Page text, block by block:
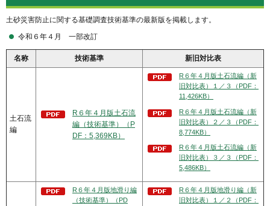
土砂災害防止に関する基礎調査技術基準の最新版を掲載します。
令和６年４月 一部改訂
名称 技術基準 新旧対比表
土石流
編
R６年４月版土石流
編（技術基準）（P
DF：5,369KB）
R６年４月版土石流編（新
旧対比表）１／３（PDF：
11,426KB）
R６年４月版土石流編（新
旧対比表）２／３（PDF：
8,774KB）
R６年４月版土石流編（新
旧対比表）３／３（PDF：
5,486KB）
R６年４月版地滑り編
（技術基準）（PD
R６年４月版地滑り編（新
旧対比表）１／２（PDF：